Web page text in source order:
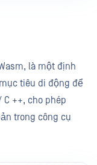
là một định
tiêu di động để
++, cho phép
trong công cụ